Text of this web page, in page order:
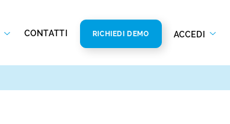
CONTATTI RICHIEDI DEMO ACCEDI